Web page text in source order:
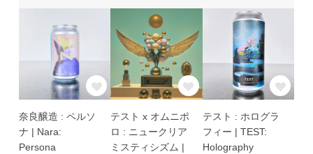
奈良醸造 : ペルソ
ナ | Nara:
Persona
テスト x オムニポ
ロ : ニュークリア
ミスティシズム |
テスト : ホログラ
フィー | TEST:
Holography